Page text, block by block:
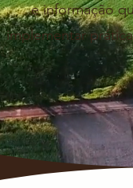
e informação
implementar